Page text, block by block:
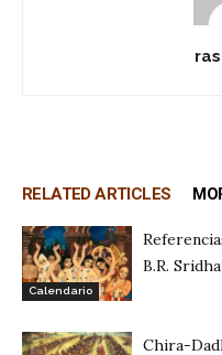
RELATED ARTICLES
Calendario
B.R.
Chira-